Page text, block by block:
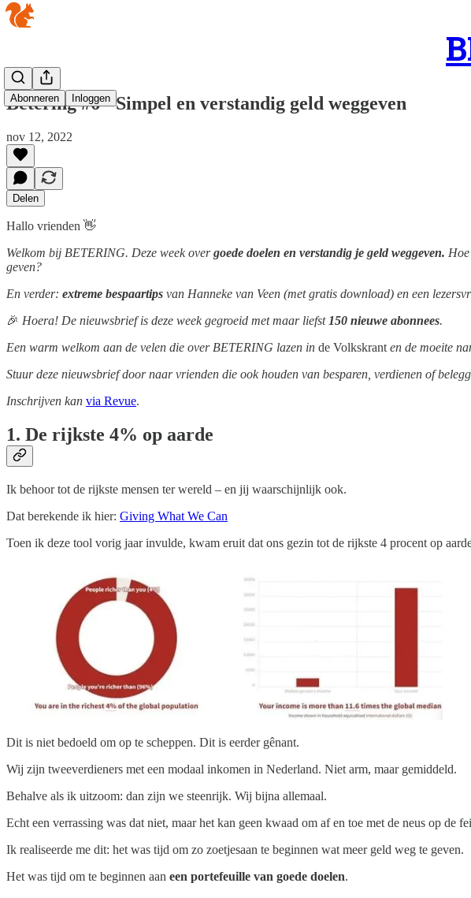
Abonneren Inloggen
Betering #6 - Simpel en verstandig geld weggeven
nov 12, 2022
Delen
Hallo vrienden 👋
Welkom bij BETERING. Deze week overgoede doelen en verstandig je geld weggeven.
geven?
En verder: extreme bespaartips van Hanneke van Veen (met gratis download) en een
🎉 Hoera! De nieuwsbrief is deze week gegroeid met maar liefst 150 nieuwe abonnees.
Een warm welkom aan de velen die over BETERING lazen in de Volkskrant en de moeite
Stuur deze nieuwsbrief door naar vrienden die ook houden van besparen, verdienen of
Inschrijven kan via Revue.
1. De rijkste 4% op aarde
Ik behoor tot de rijkste mensen ter wereld – en jij waarschijnlijk ook.
Dat berekende ik hier: Giving What We Can
Toen ik deze tool vorig jaar invulde, kwam eruit dat ons gezin tot de rijkste 4 procent op
Dit is niet bedoeld om op te scheppen. Dit is eerder gênant.
Wij zijn tweeverdieners met een modaal inkomen in Nederland. Niet arm, maar gemiddeld.
Behalve als ik uitzoom: dan zijn we steenrijk. Wij bijna allemaal.
Echt een verrassing was dat niet, maar het kan geen kwaad om af en toe met de neus op de
Ik realiseerde me dit: het was tijd om zo zoetjesaan te beginnen wat meer geld weg te geven.
Het was tijd om te beginnen aan een portefeuille van goede doelen.